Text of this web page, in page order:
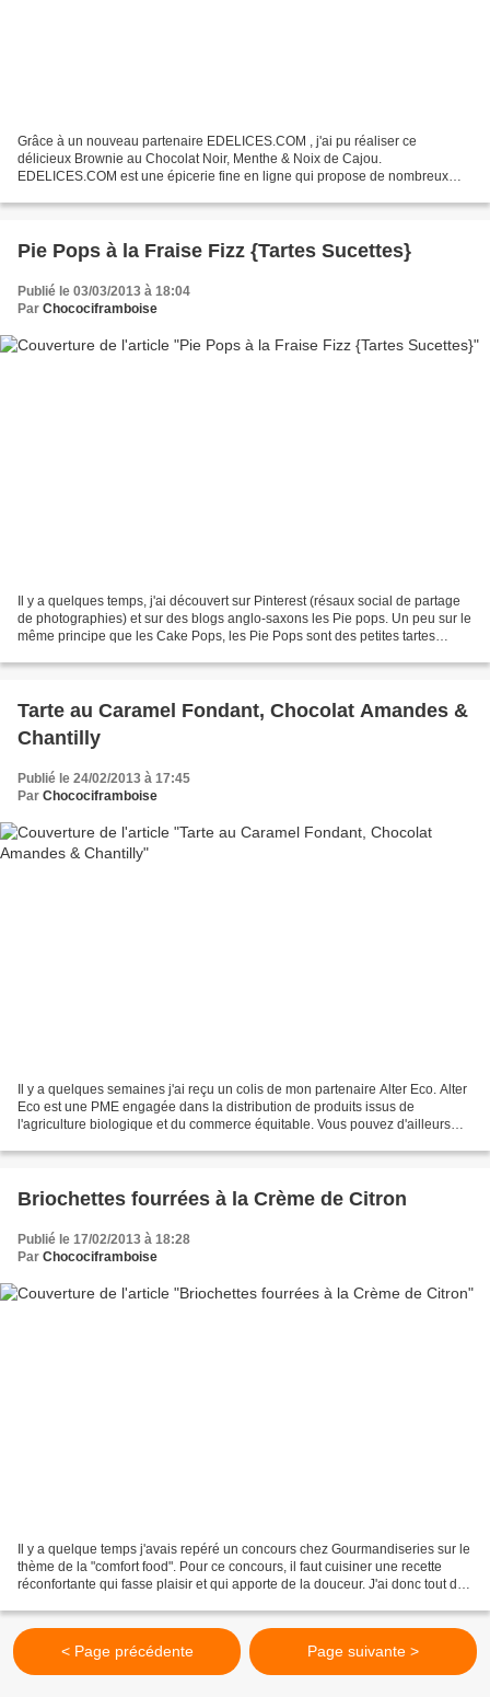
Grâce à un nouveau partenaire EDELICES.COM , j'ai pu réaliser ce
délicieux Brownie au Chocolat Noir, Menthe & Noix de Cajou.
EDELICES.COM est une épicerie fine en ligne qui propose de nombreux
Pie Pops à la Fraise Fizz {Tartes Sucettes}
Publié le 03/03/2013 à 18:04
Par Chocociframboise
Il y a quelques temps, j'ai découvert sur Pinterest (résaux social de partage
de photographies) et sur des blogs anglo-saxons les Pie pops. Un peu sur le
même principe que les Cake Pops, les Pie Pops sont des petites tartes
Tarte au Caramel Fondant, Chocolat Amandes &
Chantilly
Publié le 24/02/2013 à 17:45
Par Chocociframboise
Il y a quelques semaines j'ai reçu un colis de mon partenaire Alter Eco. Alter
Eco est une PME engagée dans la distribution de produits issus de
l'agriculture biologique et du commerce équitable. Vous pouvez d'ailleurs
Briochettes fourrées à la Crème de Citron
Publié le 17/02/2013 à 18:28
Par Chocociframboise
Il y a quelque temps j'avais repéré un concours chez Gourmandiseries sur le
thème de la "comfort food". Pour ce concours, il faut cuisiner une recette
réconfortante qui fasse plaisir et qui apporte de la douceur. J'ai donc tout de
< Page précédente Page suivante >